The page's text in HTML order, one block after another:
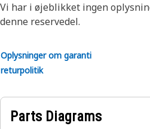
Vi har i øjeblikket ingen
denne reservedel.
Oplysninger om garanti
returpolitik
Parts Diagrams